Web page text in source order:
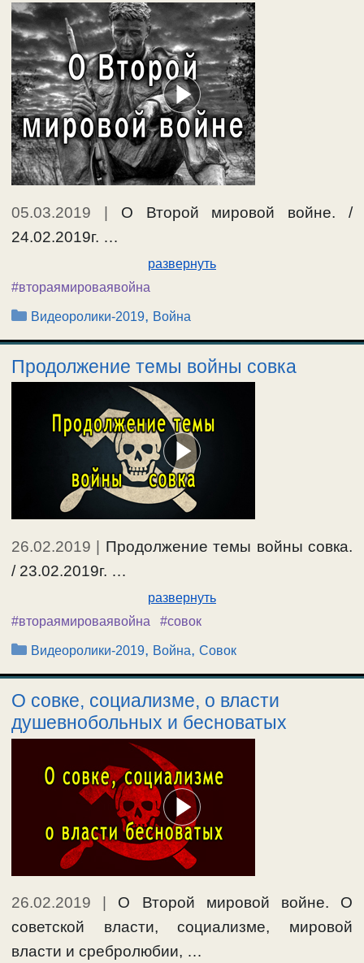
05.03.2019 | О Второй мировой войне. /
24.02.2019г. …
развернуть
#втораямироваявойна
Рубрики
Видеоролики-2019, Война
Продолжение темы войны совка
26.02.2019
Продолжение темы войны совка.
/ 23.02.2019г. …
развернуть
#втораямироваявойна
#совок
Рубрики
Видеоролики-2019, Война,Совок
О совке, социализме, о власти
душевнобольных и бесноватых
26.02.2019
О Второй мировой войне. О
советской власти, социализме, мировой
власти и сребролюбии, …